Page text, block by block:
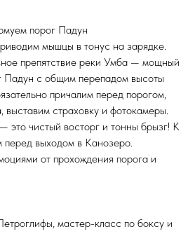
порог Падун
мышцы в тонус на зарядке.
препятствие реки Умба — мощный
Падун с общим перепадом высоты
причалим перед порогом,
выставим страховку и фотокамеры.
чистый восторг и тонны брызг! К
перед выходом в Канозеро.
от прохождения порога и
мастер-класс по боксу и